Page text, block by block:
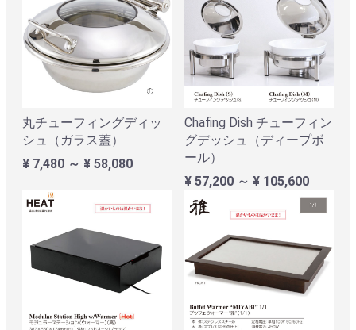
丸チューフィングディッ
シュ（ガラス蓋）
¥ 7,480 ～ ¥ 58,080
Chafing Dish チューフィン
グデッシュ（ディープボ
ール）
¥ 57,200 ～ ¥ 105,600